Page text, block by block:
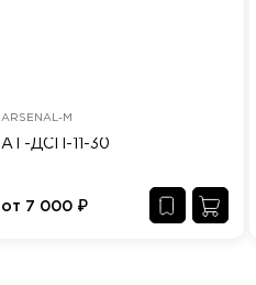
ARSENAL-M
АТ-ДСП-11-30
от 7 000 ₽